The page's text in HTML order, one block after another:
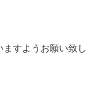
すようお願い致し